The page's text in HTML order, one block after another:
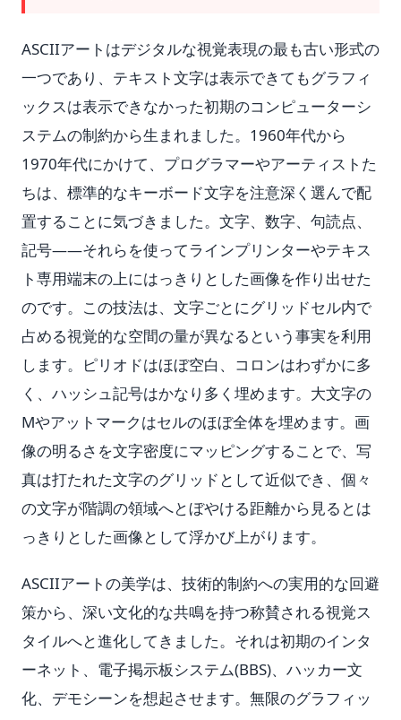
ASCIIアートはデジタルな視覚表現の最も古い形式の
一つであり、テキスト文字は表示できてもグラフィ
ックスは表示できなかった初期のコンピューターシ
ステムの制約から生まれました。1960年代から
1970年代にかけて、プログラマーやアーティストた
ちは、標準的なキーボード文字を注意深く選んで配
置することに気づきました。文字、数字、句読点、
記号——それらを使ってラインプリンターやテキス
ト専用端末の上にはっきりとした画像を作り出せた
のです。この技法は、文字ごとにグリッドセル内で
占める視覚的な空間の量が異なるという事実を利用
します。ピリオドはほぼ空白、コロンはわずかに多
く、ハッシュ記号はかなり多く埋めます。大文字の
Mやアットマークはセルのほぼ全体を埋めます。画
像の明るさを文字密度にマッピングすることで、写
真は打たれた文字のグリッドとして近似でき、個々
の文字が階調の領域へとぼやける距離から見るとは
っきりとした画像として浮かび上がります。
ASCIIアートの美学は、技術的制約への実用的な回避
策から、深い文化的な共鳴を持つ称賛される視覚ス
タイルへと進化してきました。それは初期のインタ
ーネット、電子掲示板システム(BBS)、ハッカー文
化、デモシーンを想起させます。無限のグラフィッ